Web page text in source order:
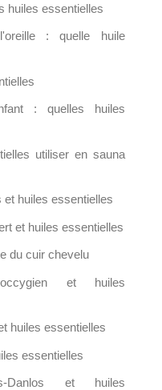
huiles essentielles
: quelle huile
: quelles huiles
utiliser en sauna
huiles essentielles
et huiles essentielles
du cuir chevelu
et huiles
huiles essentielles
essentielles
Danlos et huiles